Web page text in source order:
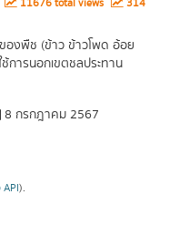
11676 total views
314
งพืช (ข้าว ข้าวโพด อ้อย
ช้การนอกเขตชลประทาน
8 กรกฎาคม 2567
).